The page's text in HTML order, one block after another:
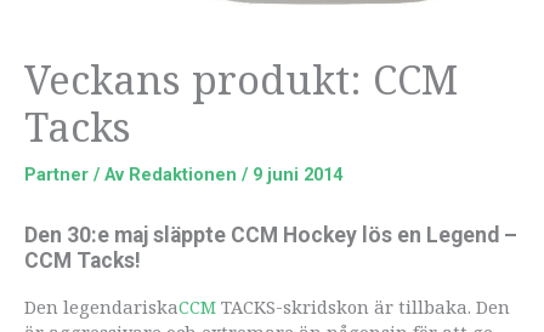
Veckans produkt: CCM
Tacks
Partner / Av Redaktionen / 9 juni 2014
Den 30:e maj släppte CCM Hockey lös en Legend –
CCM Tacks!
Den legendariskaCCM TACKS-skridskon är tillbaka. Den